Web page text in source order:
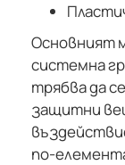
Основният
системна
трябва да
защитни
по-